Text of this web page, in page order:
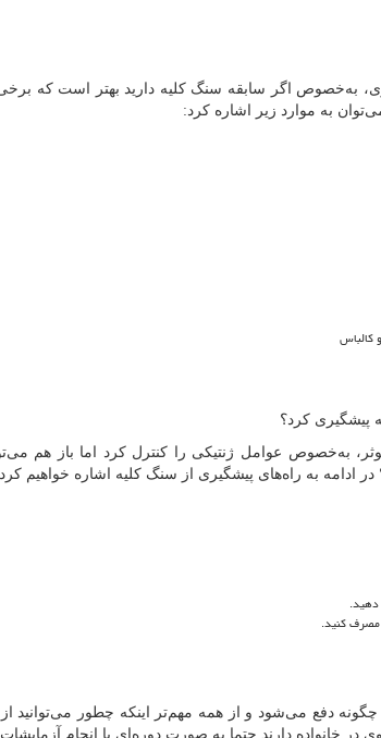
به‌خصوص اگر سابقه سنگ کلیه دارید بهتر است که
به موارد زیر اشاره کرد:
کالباس
پیشگیری کرد؟
به‌خصوص عوامل ژنتیکی را کنترل کرد اما باز هم
ادامه به راه‌های پیشگیری از سنگ کلیه اشاره خواهیم
مصرف کنید.
دفع می‌شود و از همه مهم‌تر اینکه چطور می‌توانید
در خانواده دارند حتما به صورت دوره‌ای با انجام